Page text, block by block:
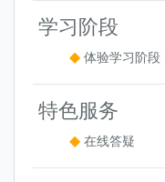
学习阶段
体验学习阶段
特色服务
在线答疑